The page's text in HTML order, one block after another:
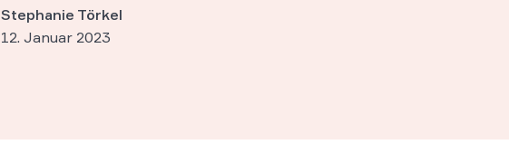
Stephanie Törkel
12. Januar 2023